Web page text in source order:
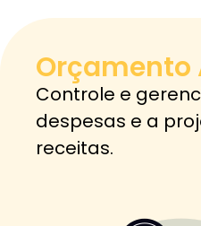
Orçamento
Controle e
despesas e a
receitas.